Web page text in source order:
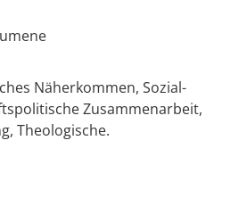
Näherkommen, Sozial-
Zusammenarbeit,
Theologische.